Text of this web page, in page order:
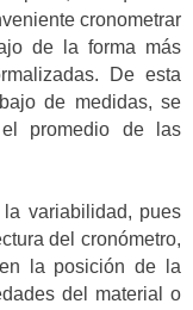
cronometrar
de la forma más
De esta
de medidas, se
promedio de las
variabilidad, pues
del cronómetro,
la posición de la
del material o